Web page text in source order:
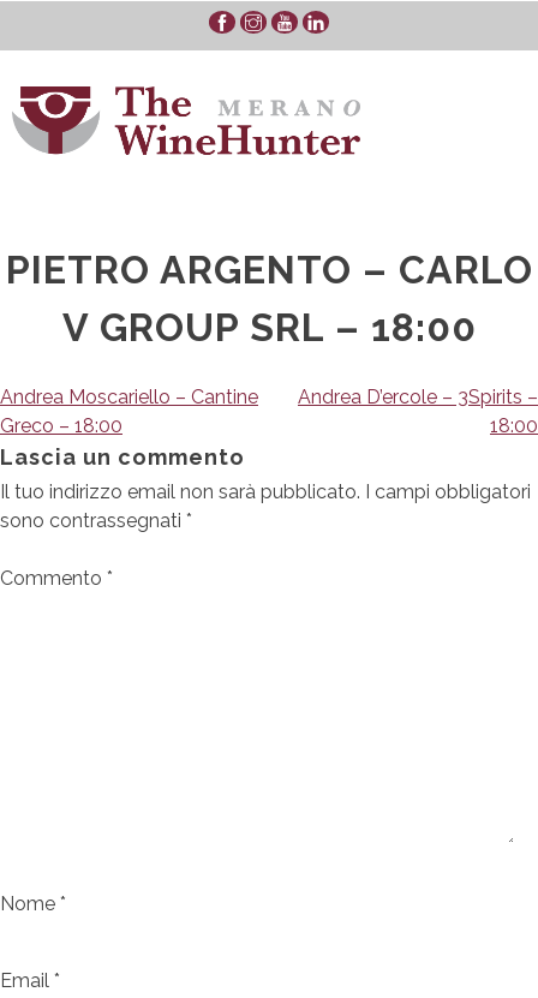
PIETRO ARGENTO – CARLO
V GROUP SRL – 18:00
Navigazione
articoli
Andrea Moscariello – Cantine
Greco – 18:00
Andrea D’ercole – 3Spirits –
18:00
Lascia un commento
Il tuo indirizzo email non sarà pubblicato. I campi obbligatori
sono contrassegnati *
Commento *
Nome *
Email *